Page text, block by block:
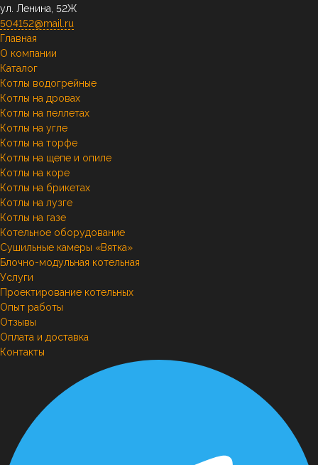
ул. Ленина, 52Ж
504152@mail.ru
Главная
О компании
Каталог
Котлы водогрейные
Котлы на дровах
Котлы на пеллетах
Котлы на угле
Котлы на торфе
Котлы на щепе и опиле
Котлы на коре
Котлы на брикетах
Котлы на лузге
Котлы на газе
Котельное оборудование
Сушильные камеры «Вятка»
Блочно-модульная котельная
Услуги
Проектирование котельных
Опыт работы
Отзывы
Оплата и доставка
Контакты